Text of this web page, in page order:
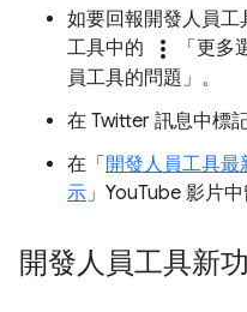
如要回報開發人員工
工具中的
more_vert 「更多
員工具的問題」 。
在 Twitter 訊息中標
在「開發人員工具最
示 」YouTube 影片中
開發人員工具新